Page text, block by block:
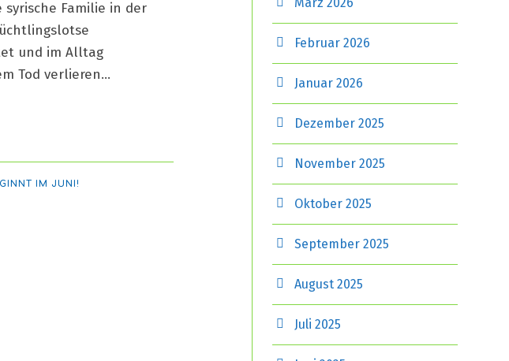
Familie in der
und im Alltag
Tod verlieren...
IM JUNI!
Februar 2026
Januar 2026
Dezember 2025
November 2025
Oktober 2025
September 2025
August 2025
Juli 2025